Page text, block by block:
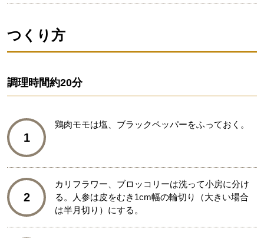
つくり方
調理時間約20分
1
鶏肉モモは塩、ブラックペッパーをふっておく。
2
カリフラワー、ブロッコリーは洗って小房に分け
る。人参は皮をむき1cm幅の輪切り（大きい場合
は半月切り）にする。